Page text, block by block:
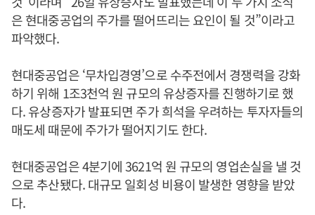
은 현대중공업의 주가를 떨어뜨리는 요인이 될 것”이라고
파악했다.
현대중공업은 ‘무차입경영’으로 수주전에서 경쟁력을 강화
하기 위해 1조3천억 원 규모의 유상증자를 진행하기로 했
다. 유상증자가 발표되면 주가 희석을 우려하는 투자자들의
매도세 때문에 주가가 떨어지기도 한다.
현대중공업은 4분기에 3621억 원 규모의 영업손실을 낼 것
으로 추산됐다. 대규모 일회성 비용이 발생한 영향을 받았
다.